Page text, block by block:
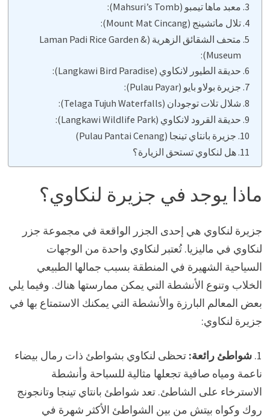
معبد ماها تيمبو (Mahsuri’s Tomb):
تلال ماتشينج (Mount Mat Cincang):
متحف الشقائق الزهرية (Laman Padi Rice Garden &
Museum):
حديقة الطيور لانكاوي (Langkawi Bird Paradise):
جزيرة بولاو بايو (Pulau Payar):
شلال تلات توجودان (Telaga Tujuh Waterfalls):
حديقة القرود لانكاوي (Langkawi Wildlife Park):
جزيرة بانتاي تينجا (Pulau Pantai Cenang)
هل لنكاوي تستحق الزيارة؟
ماذا يوجد في جزيرة لنكاوي؟
جزيرة لنكاوي هي إحدى الجزر الواقعة في مجموعة جزر
لنكاوي في ماليزيا. تُعتبر لنكاوي واحدة من الوجهات
السياحية الشهيرة في المنطقة بسبب جمالها الطبيعي
الخلاب وتنوع الأنشطة التي يمكن ممارستها هناك. وفيما يلي
بعض المعالم البارزة والأنشطة التي يمكنك الاستمتاع بها في
جزيرة لنكاوي:
1. شواطئ رائعة: تحظى لنكاوي بشواطئ ذات رمال بيضاء
ناعمة ومياه صافية تجعلها مثالية للسباحة وأنشطة
الاسترخاء على الشاطئ. تعد شواطئ بانتاي تينجا وتانجونج
روك وكواه بيتش من بين الشواطئ الأكثر شهرة في